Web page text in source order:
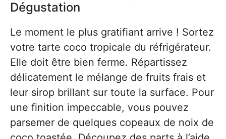
Dégustation
Le moment le plus gratifiant arrive ! Sortez
votre tarte coco tropicale du réfrigérateur.
Elle doit être bien ferme. Répartissez
délicatement le mélange de fruits frais et
leur sirop brillant sur toute la surface. Pour
une finition impeccable, vous pouvez
parsemer de quelques copeaux de noix de